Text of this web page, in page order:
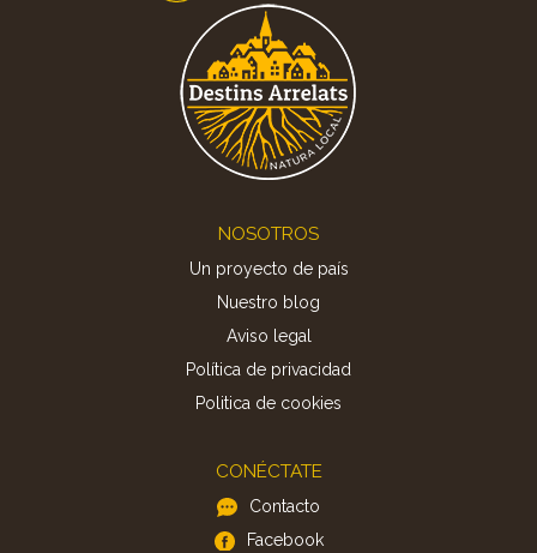
NOSOTROS
Un proyecto de país
Nuestro blog
Aviso legal
Política de privacidad
Politica de cookies
CONÉCTATE
Contacto
Facebook